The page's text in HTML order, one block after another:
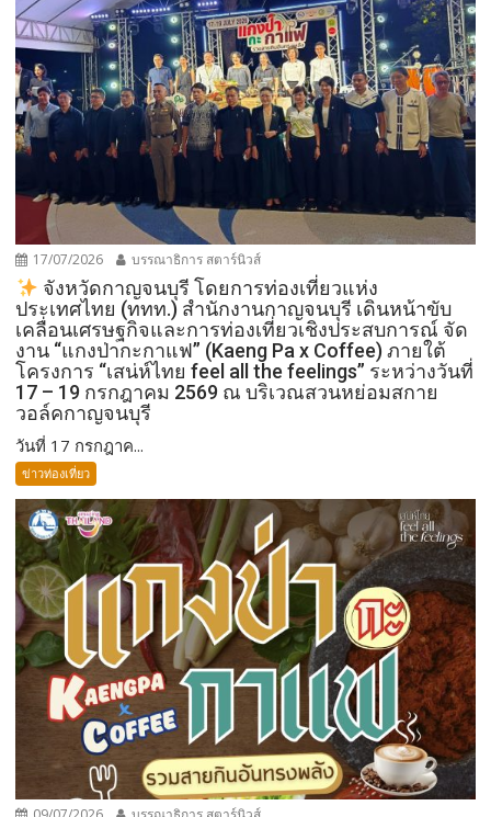
17/07/2026 บรรณาธิการ สตาร์นิวส์
จังหวัดกาญจนบุรี โดยการท่องเที่ยวแห่ง
ประเทศไทย (ททท.) สำนักงานกาญจนบุรี เดินหน้าขับ
เคลื่อนเศรษฐกิจและการท่องเที่ยวเชิงประสบการณ์ จัด
งาน “แกงป่ากะกาแฟ” (Kaeng Pa x Coffee) ภายใต้
โครงการ “เสน่ห์ไทย feel all the feelings” ระหว่างวันที่
17 – 19 กรกฎาคม 2569 ณ บริเวณสวนหย่อมสกาย
วอล์คกาญจนบุรี
วันที่ 17 กรกฎาค...
ข่าวท่องเที่ยว